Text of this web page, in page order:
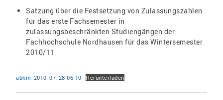
Satzung über die Festsetzung von Zulassungszahlen
für das erste Fachsemester in
zulassungsbeschränkten Studiengängen der
Fachhochschule Nordhausen für das Wintersemester
2010/11
abkm_2010_07_28-06-10 Herunterladen